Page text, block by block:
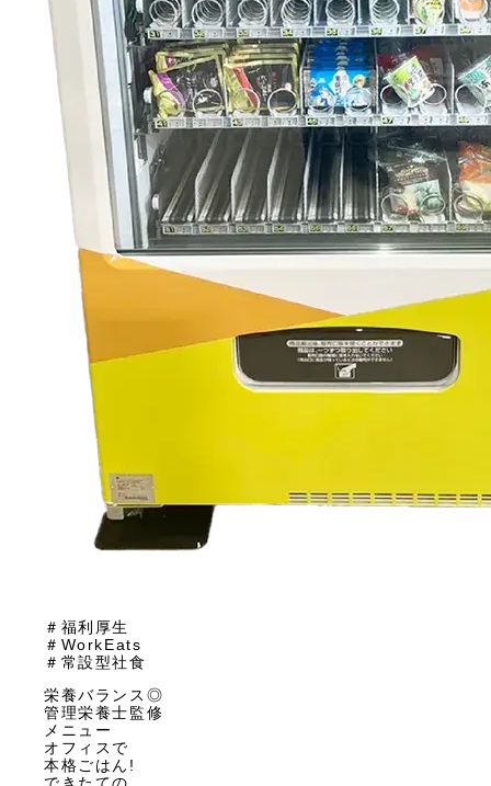
＃福利厚生
＃WorkEats
＃常設型社食
栄養バランス◎
管理栄養士監修
メニュー
オフィスで
本格ごはん!
できたての